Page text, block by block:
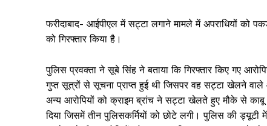
फरीदाबाद- आईपीएल में सट्टा लगाने मामले में अपराधियों को
को गिरफ्तार किया है।
पुलिस प्रवक्ता ने सूबे सिंह ने बताया कि गिरफ्तार किए गए
गुप्त सूत्रों से सूचना प्राप्त हुई थी जिसपर वह सट्टा खेलने
अन्य आरोपियों को क्राइम ब्रांच ने सट्टा खेलते हुए मौके से
दिया जिसमें तीन पुलिसकर्मियों को छोटे लगी। पुलिस की